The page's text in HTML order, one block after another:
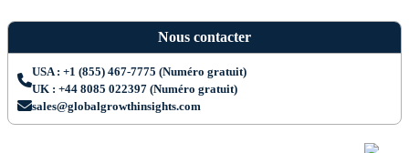
Nous contacter
USA : +1 (855) 467-7775 (Numéro gratuit)
UK : +44 8085 022397 (Numéro gratuit)
sales@globalgrowthinsights.com